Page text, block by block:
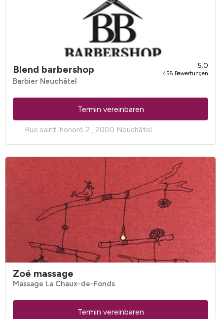
Blend barbershop 5.0
458 Bewertungen
Barbier Neuchâtel
Rue saint-honoré 2 , 2000 Neuchâtel
Termin vereinbaren
Zoé massage
Massage La Chaux-de-Fonds
Termin vereinbaren